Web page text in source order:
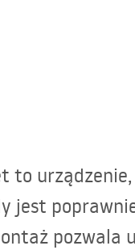
to
jest
pozwala